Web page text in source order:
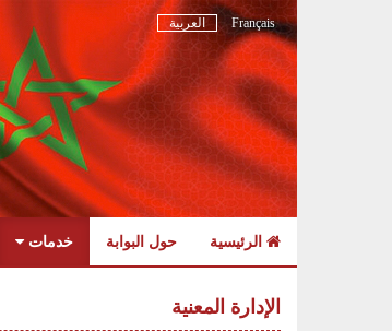
Français العربية
الرئيسية حول البوابة خدمات
navigation
الإدارة المعنية